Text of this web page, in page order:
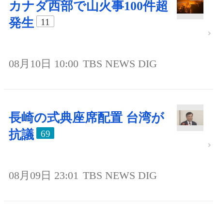
カナダ西部で山火事100件超
発生
11
08月10日 10:00 TBS NEWS DIG
長崎の式典座席配置 台湾が
抗議
69
08月09日 23:01 TBS NEWS DIG